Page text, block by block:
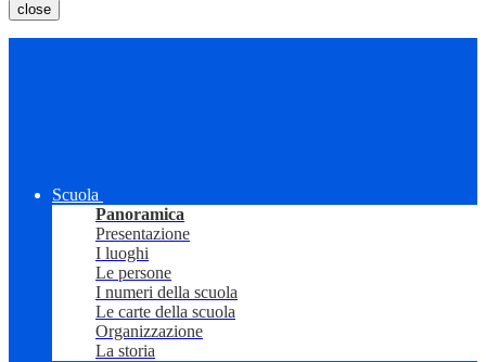
close
Scuola
Panoramica
Presentazione
I luoghi
Le persone
I numeri della scuola
Le carte della scuola
Organizzazione
La storia